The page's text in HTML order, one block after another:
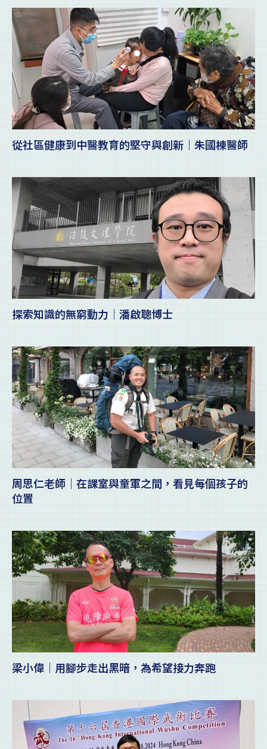
從社區健康到中醫教育的堅守與創新｜朱國棟醫師
探索知識的無窮動力｜潘啟聰博士
周思仁老師｜在課室與童軍之間，看見每個孩子的
位置
梁小偉｜用腳步走出黑暗，為希望接力奔跑